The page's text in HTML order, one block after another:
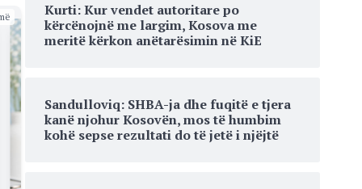
Kurti: Kur vendet autoritare po
kërcënojnë me largim, Kosova me
meritë kërkon anëtarësimin në KiE
Sandulloviq: SHBA-ja dhe fuqitë e tjera
kanë njohur Kosovën, mos të humbim
kohë sepse rezultati do të jetë i njëjtë